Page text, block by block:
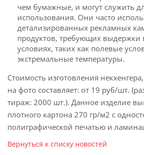
чем бумажные, и могут служить
использования. Они часто
детализированных рекламных
продуктов, требующих выдержки
условиях, таких как полевые
экстремальные температуры.
Стоимость изготовления
на фото составляет: от 19 руб/шт.
тираж: 2000 шт.). Данное изделие
плотного картона 270 гр/м2 с
полиграфической печатью и
Вернуться к списку новостей